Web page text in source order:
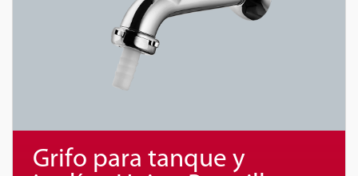
Grifo para tanque y